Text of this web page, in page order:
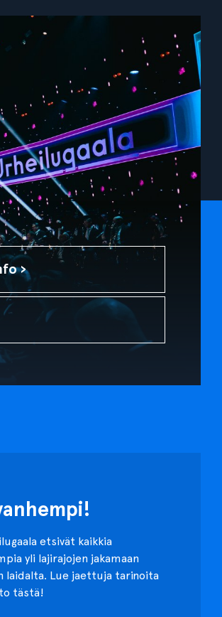
›
etsivät kaikkia
yli lajirajojen jakamaan
laidalta. Lue jaettuja tarinoita
tästä!